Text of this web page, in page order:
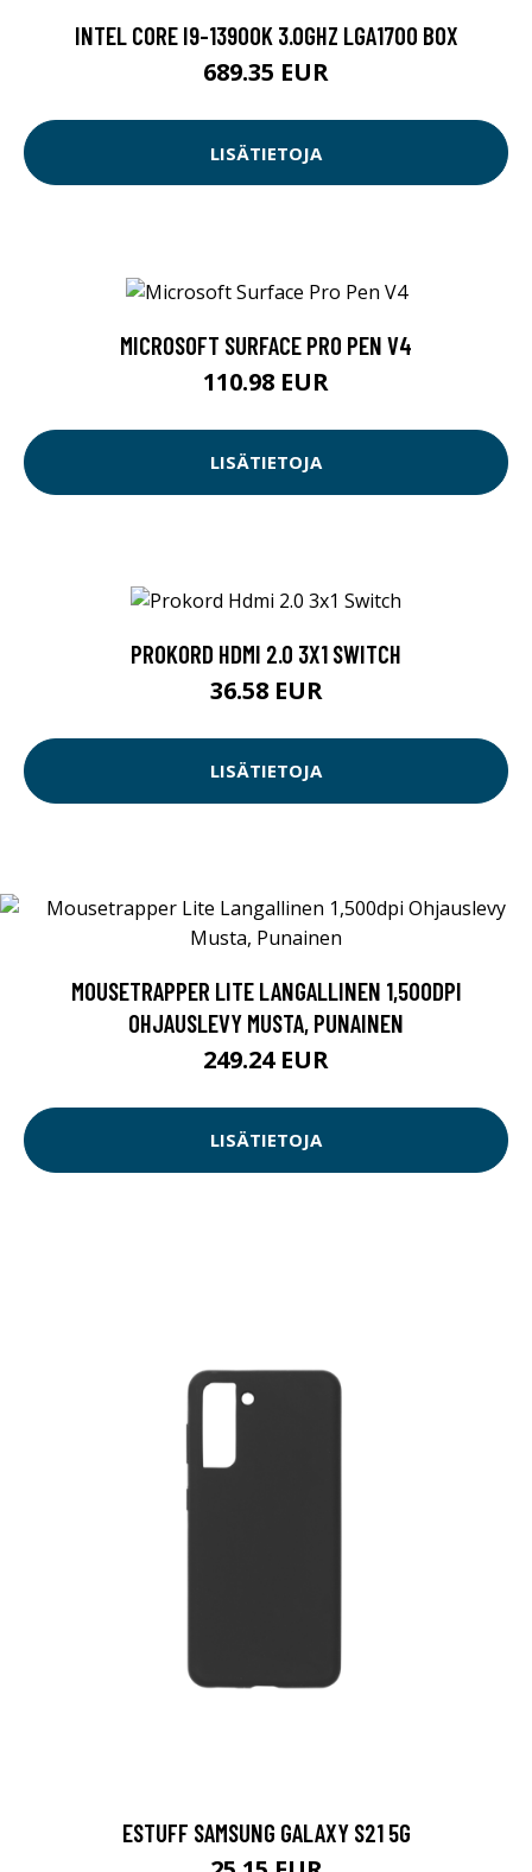
INTEL CORE I9-13900K 3.0GHZ LGA1700 BOX
689.35 EUR
LISÄTIETOJA
MICROSOFT SURFACE PRO PEN V4
110.98 EUR
LISÄTIETOJA
PROKORD HDMI 2.0 3X1 SWITCH
36.58 EUR
LISÄTIETOJA
MOUSETRAPPER LITE LANGALLINEN 1,500DPI
OHJAUSLEVY MUSTA, PUNAINEN
249.24 EUR
LISÄTIETOJA
ESTUFF SAMSUNG GALAXY S21 5G